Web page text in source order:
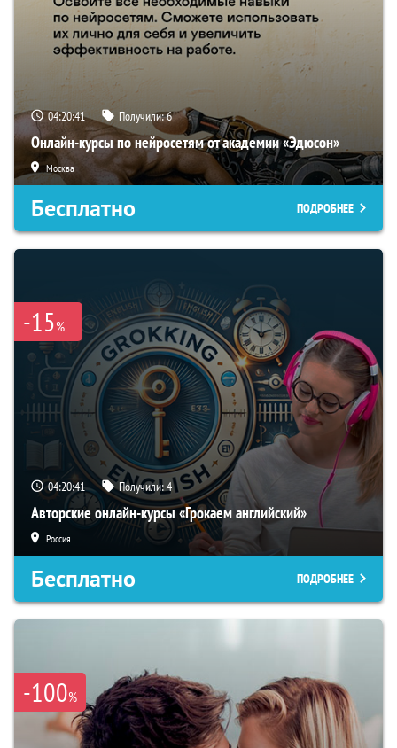
04:20:40 Получили:6
Онлайн-курсы по нейросетям от академии «Эдюсон»
Москва
Бесплатно ПОДРОБНЕЕ
-15%
04:20:40 Получили:4
Авторские онлайн-курсы «Грокаем английский»
Россия
Бесплатно ПОДРОБНЕЕ
-100%